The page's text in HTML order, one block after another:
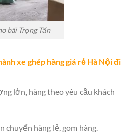
bãi Trọng Tấn
xe ghép hàng giá rẻ Hà Nội đi
lớn, hàng theo yêu cầu khách
chuyển hàng lẻ, gom hàng.